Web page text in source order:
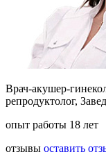
Врач-акушер-
репродуктолог,
опыт работы 18 лет
отзывы оставить